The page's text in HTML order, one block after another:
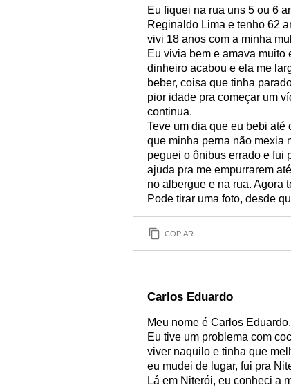
Eu fiquei na rua uns 5 ou 6
Reginaldo Lima e tenho 62
vivi 18 anos com a minha
Eu vivia bem e amava muito
dinheiro acabou e ela me
beber, coisa que tinha
pior idade pra começar um
continua.
Teve um dia que eu bebi até
que minha perna não mexia
peguei o ônibus errado e fui
ajuda pra me empurrarem
no albergue e na rua. Agora
Pode tirar uma foto, desde
COPIAR
Carlos Eduardo
Meu nome é Carlos
Eu tive um problema com
viver naquilo e tinha que
eu mudei de lugar, fui pra
Lá em Niterói, eu conheci a